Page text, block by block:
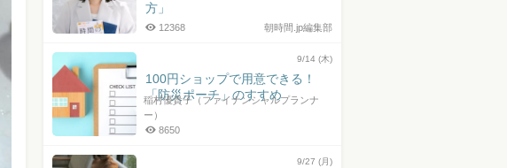
方」
朝時間.jp編集部
12368
9/14 (木)
100円ショップで用意できる！
「防災ポーチ」のすすめ
稲村優貴子（ファイナンシャルプランナ
ー）
8650
9/27 (月)